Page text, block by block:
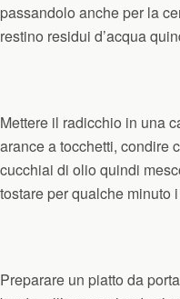
passandolo anche per la
restino residui d’acqua
Mettere il radicchio in una
arance a tocchetti, condire
cucchiai di olio quindi
tostare per qualche minuto
Preparare un piatto da